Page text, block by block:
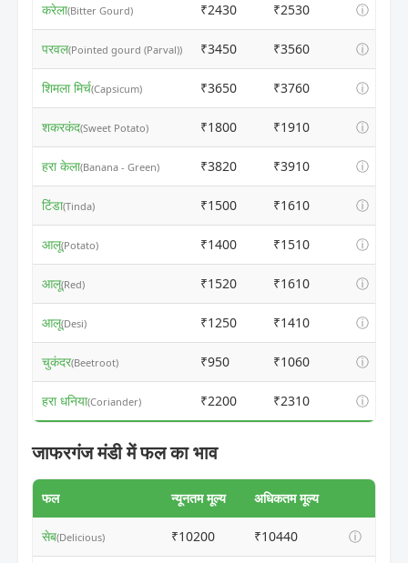
करेला(Bitter Gourd) ₹2430 ₹2530 ⓘ
परवल(Pointed gourd (Parval)) ₹3450 ₹3560 ⓘ
शिमला मिर्च(Capsicum) ₹3650 ₹3760 ⓘ
शकरकंद(Sweet Potato) ₹1800 ₹1910 ⓘ
हरा केला(Banana - Green) ₹3820 ₹3910 ⓘ
टिंडा(Tinda) ₹1500 ₹1610 ⓘ
आलू(Potato) ₹1400 ₹1510 ⓘ
आलू(Red) ₹1520 ₹1610 ⓘ
आलू(Desi) ₹1250 ₹1410 ⓘ
चुकंदर(Beetroot) ₹950 ₹1060 ⓘ
हरा धनिया(Coriander) ₹2200 ₹2310 ⓘ
जाफरगंज मंडी में फल का भाव
फल न्यूनतम मूल्य अधिकतम मूल्य
सेब(Delicious) ₹10200 ₹10440 ⓘ